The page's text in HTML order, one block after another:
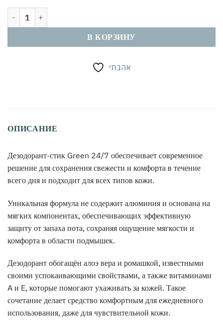
Количество товара Дезодорант-стик Green 24/7 унисекс 80 мл |
В КОРЗИНУ
אהבתי
ОПИСАНИЕ
Дезодорант-стик Green 24/7 обеспечивает современное
решение для сохранения свежести и комфорта в течение
всего дня и подходит для всех типов кожи.
Уникальная формула не содержит алюминия и основана на
мягких компонентах, обеспечивающих эффективную
защиту от запаха пота, сохраняя ощущение мягкости и
комфорта в области подмышек.
Дезодорант обогащён алоэ вера и ромашкой, известными
своими успокаивающими свойствами, а также витаминами
A и E, которые помогают ухаживать за кожей. Такое
сочетание делает средство комфортным для ежедневного
использования, даже для чувствительной кожи.